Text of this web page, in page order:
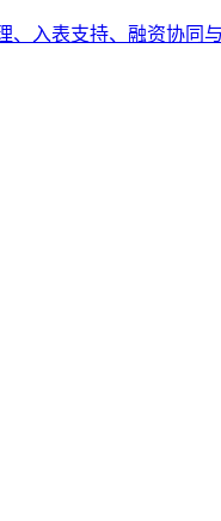
入表支持、融资协同